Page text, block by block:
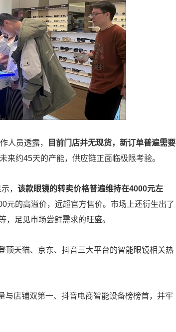
人员透露，
目前门店并无现货，新订单普遍需要
来约45天的产能，供应链正面临极限考验。
， 该款眼镜的转卖价格普遍维持在4000元左
元的高溢价，远超官方售价。市场上还衍生出了
，足见市场尝鲜需求的旺盛。
顶天猫、京东、抖音三大平台的智能眼镜相关热
店铺双第一、抖音电商智能设备榜榜首，并牢